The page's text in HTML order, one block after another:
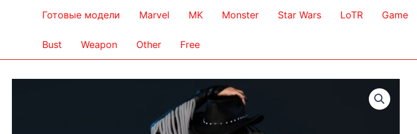
Готовые модели Marvel MK Monster Star Wars LoTR Game
Bust Weapon Other Free